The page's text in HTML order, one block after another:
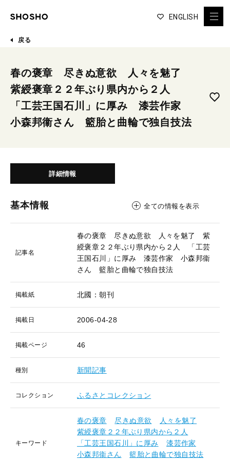
ENGLISH
戻る
春の褒章 尽きぬ意欲 人々を魅了
紫綬褒章２２年ぶり県内から２人
「工芸王国石川」に厚み 漆芸作家
小森邦衞さん 籃胎と曲輪で独自技法
詳細情報
基本情報 全ての情報を表示
記事名
春の褒章 尽きぬ意欲 人々を魅了 紫
綬褒章２２年ぶり県内から２人 「工芸
王国石川」に厚み 漆芸作家 小森邦衞
さん 籃胎と曲輪で独自技法
掲載紙 北國：朝刊
掲載日 2006-04-28
掲載ページ 46
種別 新聞記事
コレクション ふるさとコレクション
キーワード
春の褒章 尽きぬ意欲
人々を魅了
紫綬褒章２２年ぶり県内から２人
「工芸王国石川」に厚み
漆芸作家
小森邦衞さん
籃胎と曲輪で独自技法